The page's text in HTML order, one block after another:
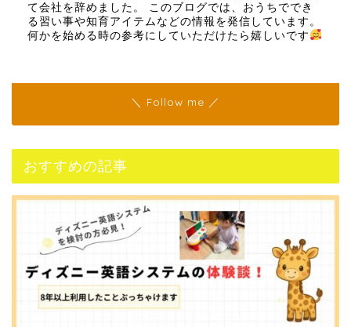
て会社を辞めました。 このブログでは、おうちででき
る習い事や知育アイテムなどの情報を発信しています。
何かを始める時の参考にしていただけたら嬉しいです
＼ Follow me ／
おすすめの記事